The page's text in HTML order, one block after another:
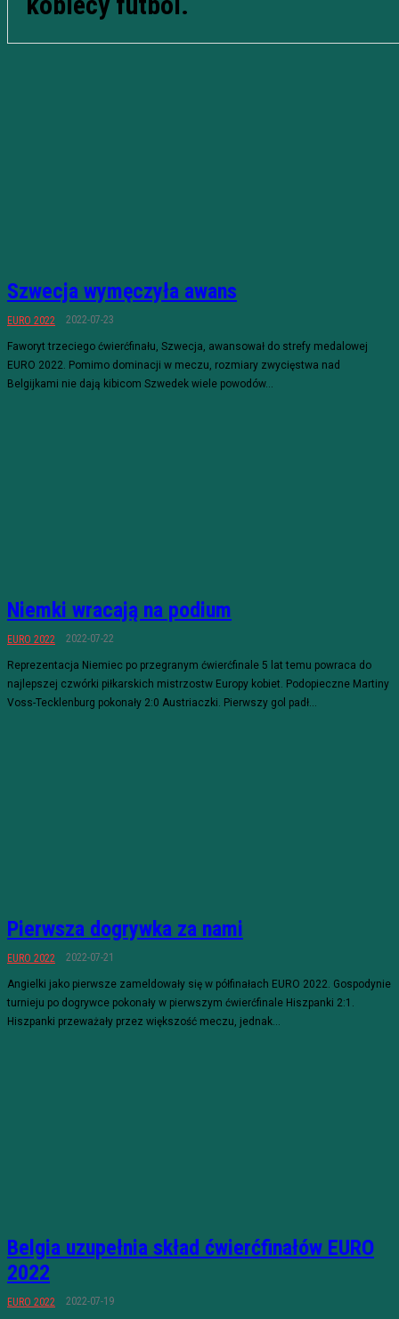
Szwecja wymęczyła awans
EURO 2022 2022-07-23
Faworyt trzeciego ćwierćfinału, Szwecja, awansował do strefy medalowej
EURO 2022. Pomimo dominacji w meczu, rozmiary zwycięstwa nad
Belgijkami nie dają kibicom Szwedek wiele powodów...
Niemki wracają na podium
EURO 2022 2022-07-22
Reprezentacja Niemiec po przegranym ćwierćfinale 5 lat temu powraca do
najlepszej czwórki piłkarskich mistrzostw Europy kobiet. Podopieczne Martiny
Voss-Tecklenburg pokonały 2:0 Austriaczki. Pierwszy gol padł...
Pierwsza dogrywka za nami
EURO 2022 2022-07-21
Angielki jako pierwsze zameldowały się w półfinałach EURO 2022. Gospodynie
turnieju po dogrywce pokonały w pierwszym ćwierćfinale Hiszpanki 2:1.
Hiszpanki przeważały przez większość meczu, jednak...
Belgia uzupełnia skład ćwierćfinałów EURO
2022
EURO 2022 2022-07-19